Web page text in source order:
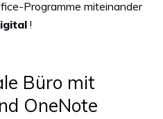
Programme miteinander
!
Büro mit
OneNote